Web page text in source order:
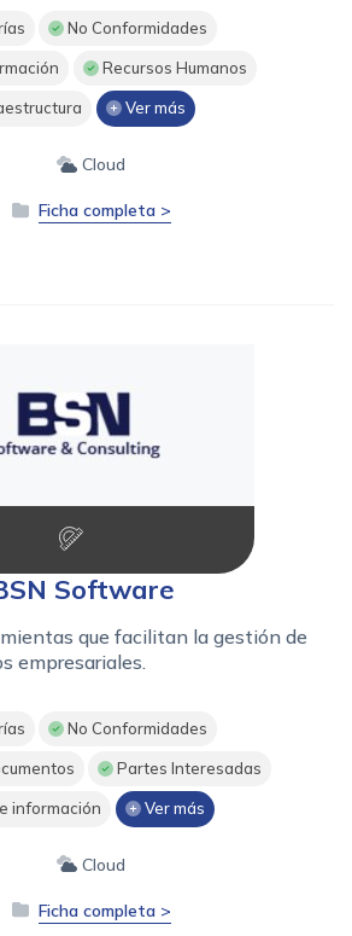
No Conformidades
Recursos Humanos
Ver más
Cloud
Ficha completa >
Software
que facilitan la gestión de
empresariales.
No Conformidades
Partes Interesadas
información Ver más
Cloud
Ficha completa >